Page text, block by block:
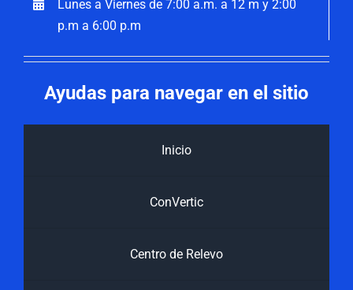
Lunes a Viernes de 7:00 a.m. a 12 m y 2:00
p.m a 6:00 p.m
Ayudas para navegar en el sitio
Inicio
ConVertic
Centro de Relevo